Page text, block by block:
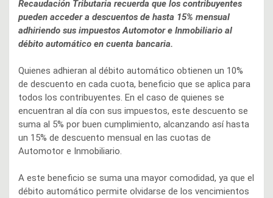
Recaudación Tributaria recuerda que los contribuyentes
pueden acceder a descuentos de hasta 15% mensual
adhiriendo sus impuestos Automotor e Inmobiliario al
débito automático en cuenta bancaria.
Quienes adhieran al débito automático obtienen un 10%
de descuento en cada cuota, beneficio que se aplica para
todos los contribuyentes. En el caso de quienes se
encuentran al día con sus impuestos, este descuento se
suma al 5% por buen cumplimiento, alcanzando así hasta
un 15% de descuento mensual en las cuotas de
Automotor e Inmobiliario.
A este beneficio se suma una mayor comodidad, ya que el
débito automático permite olvidarse de los vencimientos